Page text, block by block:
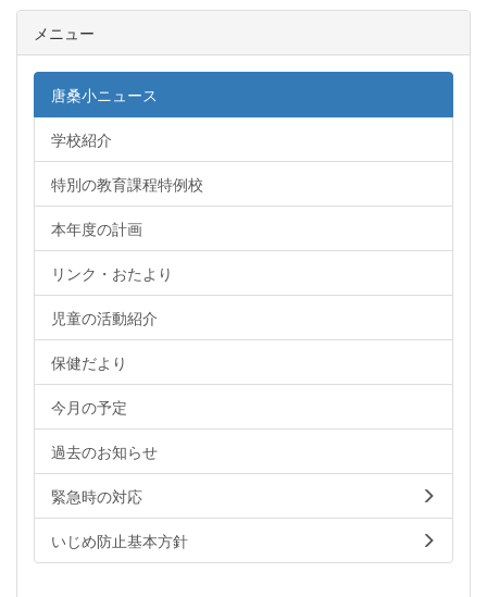
メニュー
唐桑小ニュース
学校紹介
特別の教育課程特例校
本年度の計画
リンク・おたより
児童の活動紹介
保健だより
今月の予定
過去のお知らせ
緊急時の対応
いじめ防止基本方針